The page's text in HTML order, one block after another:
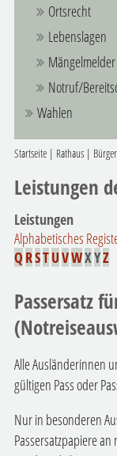
Ortsrecht
Lebenslagen
Mängelmelder
Notruf/
Wahlen
Startseite| Rathaus|
Leistungen
Leistungen
Alphabetisches
Q RSTUVWXYZ
Passersatz
Alle Ausländerinnen
gültigen Pass oder
Nur in besonderen
Passersatzpapiere